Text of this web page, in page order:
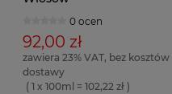
0 ocen
92,00 zł
zawiera 23% VAT, bez kosztów
dostawy
( 1 x 100ml = 102,22 zł )